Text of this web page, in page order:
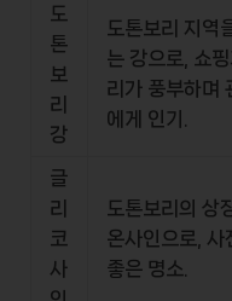
도
톤
보
리
강
도톤보리 지역
는 강으로, 쇼핑
리가 풍부하며
에게 인기.
글
리
코
사
도톤보리의 상
온사인으로, 사
좋은 명소.